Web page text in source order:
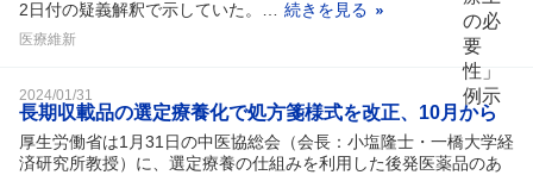
2日付の疑義解釈で示していた。… 続きを見る
医療維新
2024/01/31
長期収載品の選定療養化で処方箋様式を改正、10月から
厚生労働省は1月31日の中医協総会（会長：小塩隆士・一橋大学経
済研究所教授）に、選定療養の仕組みを利用した後発医薬品のあ